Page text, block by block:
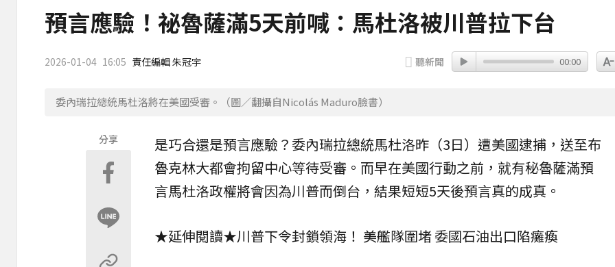
預言應驗！祕魯薩滿5天前喊：馬杜洛被川普拉下台
2026-01-04 16:05 責任編輯 朱冠宇 聽新聞 00:00
委內瑞拉總統馬杜洛將在美國受審。（圖／翻攝自Nicolás Maduro臉書）
分享 是巧合還是預言應驗？委內瑞拉總統馬杜洛昨（3日）遭美國逮捕，送至布
魯克林大都會拘留中心等待受審。而早在美國行動之前，就有秘魯薩滿預
言馬杜洛政權將會因為川普而倒台，結果短短5天後預言真的成真。
★延伸閱讀★川普下令封鎖領海！ 美艦隊圍堵 委國石油出口陷癱瘓